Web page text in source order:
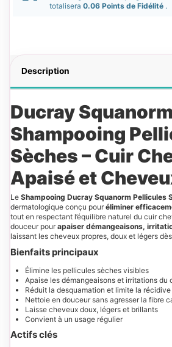
totalisera 0.06 Points de Fidélité .
Description
Ducray Squanorm
Shampooing
Sèches – Cuir
Apaisé et
Le Shampooing Ducray Squanorm Pellicules
dermatologique conçu pouréliminer
tout en respectant l’équilibre naturel du cuir
douceur pourapaiser démangeaisons,
laissant les cheveux propres, doux et légers
Bienfaits principaux
Élimine les pellicules sèches visibles
Apaise les démangeaisons et irritations du
Réduit la desquamation et limite la récidive
Nettoie en douceur sans agresser la fibre
Laisse cheveux doux, légers et brillants
Convient à un usage régulier
Actifs clés